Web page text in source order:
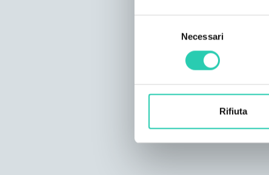
Necessari
Rifiuta